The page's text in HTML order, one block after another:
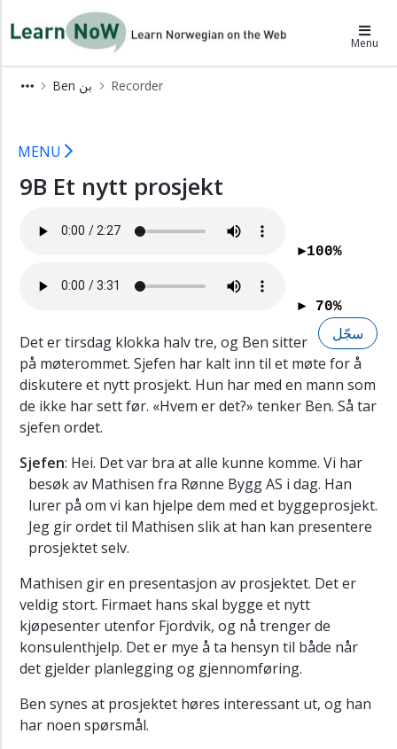
LearnNoW-ar Menu
Ben بن Recorder
×
Alex
أليكس
Gloser
المفردات
الذي
سسيليه
Grammatikk
القواعد
Uttale
اللفظ
تمارين
الاستماع
Oppgaver
التمارين
المفردات
Ekstra
الإضافيات
MENU
9B Et nytt prosjekt
►100%
► 70%
سجّل
Det er tirsdag klokka halv tre, og Ben sitter
på møterommet. Sjefen har kalt inn til et møte for å
diskutere et nytt prosjekt. Hun har med en mann som
de ikke har sett før. «Hvem er det?» tenker Ben. Så tar
sjefen ordet.
Sjefen: Hei. Det var bra at alle kunne komme. Vi har
besøk av Mathisen fra Rønne Bygg AS i dag. Han
lurer på om vi kan hjelpe dem med et byggeprosjekt.
Jeg gir ordet til Mathisen slik at han kan presentere
prosjektet selv.
Mathisen gir en presentasjon av prosjektet. Det er
veldig stort. Firmaet hans skal bygge et nytt
kjøpesenter utenfor Fjordvik, og nå trenger de
konsulenthjelp. Det er mye å ta hensyn til både når
det gjelder planlegging og gjennomføring.
Ben synes at prosjektet høres interessant ut, og han
har noen spørsmål.